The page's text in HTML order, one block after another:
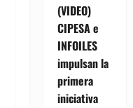
(VIDEO)
CIPESA e
INFOILES
impulsan la
primera
iniciativa